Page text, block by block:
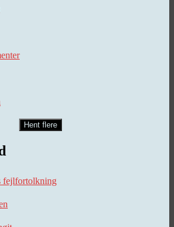
Hent flere
fejlfortolkning